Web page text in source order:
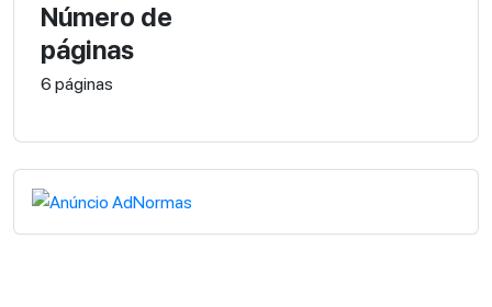
Número de
páginas
6 páginas